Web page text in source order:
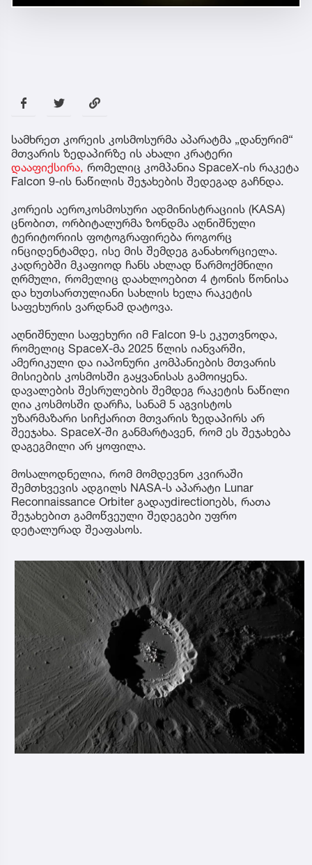
სამხრეთ კორეის კოსმოსურმა აპარატმა „დანურიმ“
მთვარის ზედაპირზე ის ახალი კრატერი
დააფიქსირა, რომელიც კომპანია SpaceX-ის რაკეტა
Falcon 9-ის ნაწილის შეჯახების შედეგად გაჩნდა.
კორეის აეროკოსმოსური ადმინისტრაციის (KASA)
ცნობით, ორბიტალურმა ზონდმა აღნიშნული
ტერიტორიის ფოტოგრაფირება როგორც
ინციდენტამდე, ისე მის შემდეგ განახორციელა.
კადრებში მკაფიოდ ჩანს ახლად წარმოქმნილი
ღრმული, რომელიც დაახლოებით 4 ტონის წონისა
და ხუთსართულიანი სახლის ხელა რაკეტის
საფეხურის ვარდნამ დატოვა.
აღნიშნული საფეხური იმ Falcon 9-ს ეკუთვნოდა,
რომელიც SpaceX-მა 2025 წლის იანვარში,
ამერიკული და იაპონური კომპანიების მთვარის
მისიების კოსმოსში გაყვანისას გამოიყენა.
დავალების შესრულების შემდეგ რაკეტის ნაწილი
ღია კოსმოსში დარჩა, სანამ 5 აგვისტოს
უზარმაზარი სიჩქარით მთვარის ზედაპირს არ
შეეჯახა. SpaceX-ში განმარტავენ, რომ ეს შეჯახება
დაგეგმილი არ ყოფილა.
მოსალოდნელია, რომ მომდევნო კვირაში
შემთხვევის ადგილს NASA-ს აპარატი Lunar
Reconnaissance Orbiter გადაუdirectionებს, რათა
შეჯახებით გამოწვეული შედეგები უფრო
დეტალურად შეაფასოს.